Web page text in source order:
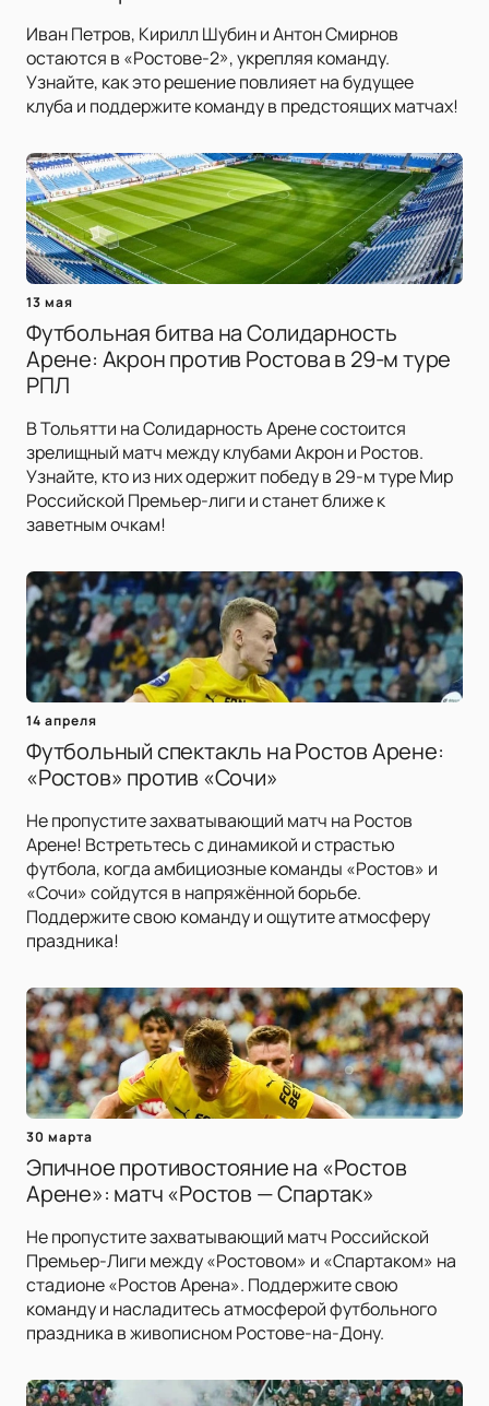
Иван Петров, Кирилл Шубин и Антон Смирнов
остаются в «Ростове-2», укрепляя команду.
Узнайте, как это решение повлияет на будущее
клуба и поддержите команду в предстоящих матчах!
13 мая
Футбольная битва на Солидарность
Арене: Акрон против Ростова в 29-м туре
РПЛ
В Тольятти на Солидарность Арене состоится
зрелищный матч между клубами Акрон и Ростов.
Узнайте, кто из них одержит победу в 29-м туре Мир
Российской Премьер-лиги и станет ближе к
заветным очкам!
14 апреля
Футбольный спектакль на Ростов Арене:
«Ростов» против «Сочи»
Не пропустите захватывающий матч на Ростов
Арене! Встретьтесь с динамикой и страстью
футбола, когда амбициозные команды «Ростов» и
«Сочи» сойдутся в напряжённой борьбе.
Поддержите свою команду и ощутите атмосферу
праздника!
30 марта
Эпичное противостояние на «Ростов
Арене»: матч «Ростов — Спартак»
Не пропустите захватывающий матч Российской
Премьер-Лиги между «Ростовом» и «Спартаком» на
стадионе «Ростов Арена». Поддержите свою
команду и насладитесь атмосферой футбольного
праздника в живописном Ростове-на-Дону.